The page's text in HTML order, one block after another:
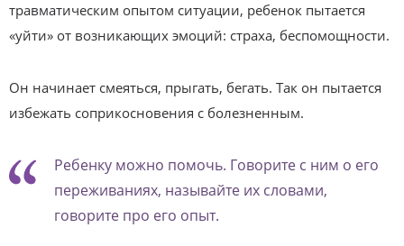
травматическим опытом ситуации, ребенок пытается
«уйти» от возникающих эмоций: страха, беспомощности.
Он начинает смеяться, прыгать, бегать. Так он пытается
избежать соприкосновения с болезненным.
Ребенку можно помочь. Говорите с ним о его
переживаниях, называйте их словами,
говорите про его опыт.